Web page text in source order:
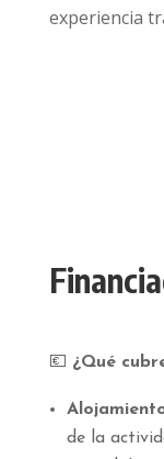
experiencia
💶 ¿Qué
de la